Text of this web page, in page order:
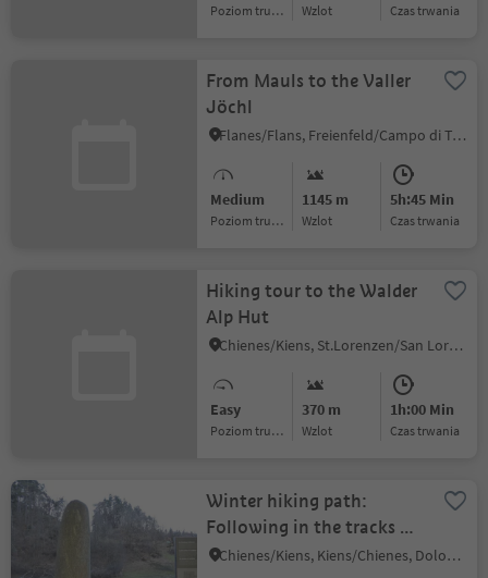
Poziom trudności Wzlot czas trwania
From Mauls to the Valler
Jöchl
Flanes/Flans, Freienfeld/Campo di Trens, Sterzing/Vipiteno and environs
Medium
Poziom trudności
1145 m
Wzlot
5h:45 Min
czas trwania
Hiking tour to the Walder
Alp Hut
Chienes/Kiens, St.Lorenzen/San Lorenzo di Sebato, Dolomites Region Kronplatz/Plan de Corones
Easy
Poziom trudności
370 m
Wzlot
1h:00 Min
czas trwania
Winter hiking path:
Following in the tracks of
the ancient romans
Chienes/Kiens, Kiens/Chienes, Dolomites Region Kronplatz/Plan de Corones